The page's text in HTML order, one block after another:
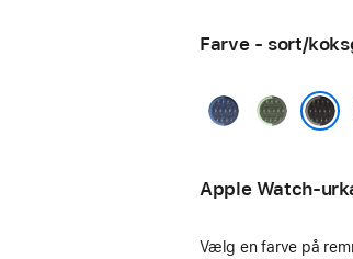
Farve - sort/
blå/klargrøn/neon
Apple Watch-
Vælg en farve på